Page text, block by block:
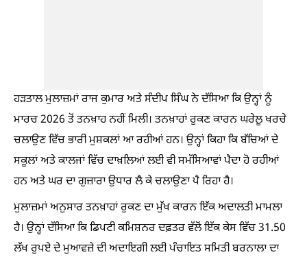
ਹੜਤਾਲ ਮੁਲਾਜ਼ਮਾਂ ਰਾਜ ਕੁਮਾਰ ਅਤੇ ਸੰਦੀਪ ਸਿੰਘ ਨੇ ਦੱਸਿਆ ਕਿ ਉਨ੍ਹਾਂ ਨੂੰ
ਮਾਰਚ 2026 ਤੋਂ ਤਨਖ਼ਾਹ ਨਹੀਂ ਮਿਲੀ। ਤਨਖ਼ਾਹਾਂ ਰੁਕਣ ਕਾਰਨ ਘਰੇਲੂ ਖਰਚੇ
ਚਲਾਉਣ ਵਿੱਚ ਭਾਰੀ ਮੁਸ਼ਕਲਾਂ ਆ ਰਹੀਆਂ ਹਨ। ਉਨ੍ਹਾਂ ਕਿਹਾ ਕਿ ਬੱਚਿਆਂ ਦੇ
ਸਕੂਲਾਂ ਅਤੇ ਕਾਲਜਾਂ ਵਿੱਚ ਦਾਖ਼ਲਿਆਂ ਲਈ ਵੀ ਸਮੱਸਿਆਵਾਂ ਪੈਦਾ ਹੋ ਰਹੀਆਂ
ਹਨ ਅਤੇ ਘਰ ਦਾ ਗੁਜ਼ਾਰਾ ਉਧਾਰ ਲੈ ਕੇ ਚਲਾਉਣਾ ਪੈ ਰਿਹਾ ਹੈ।
ਮੁਲਾਜ਼ਮਾਂ ਅਨੁਸਾਰ ਤਨਖ਼ਾਹਾਂ ਰੁਕਣ ਦਾ ਮੁੱਖ ਕਾਰਨ ਇੱਕ ਅਦਾਲਤੀ ਮਾਮਲਾ
ਹੈ। ਉਨ੍ਹਾਂ ਦੱਸਿਆ ਕਿ ਡਿਪਟੀ ਕਮਿਸ਼ਨਰ ਦਫ਼ਤਰ ਵੱਲੋਂ ਇੱਕ ਕੇਸ ਵਿੱਚ 31.50
ਲੱਖ ਰੁਪਏ ਦੇ ਮੁਆਵਜ਼ੇ ਦੀ ਅਦਾਇਗੀ ਲਈ ਪੰਚਾਇਤ ਸਮਿਤੀ ਬਰਨਾਲਾ ਦਾ